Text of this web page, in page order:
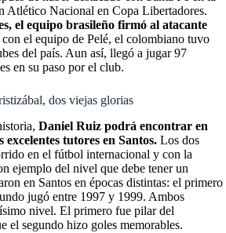
Atlético Nacional en Copa Libertadores.
el equipo brasileño firmó al atacante
con el equipo de Pelé, el colombiano tuvo
del país. Aun así, llegó a jugar 97
en su paso por el club.
dos viejas glorias
Daniel Ruiz podrá encontrar en
tutores en Santos. Los dos
en el fútbol internacional y con la
ejemplo del nivel que debe tener un
en Santos en épocas distintas: el primero
jugó entre 1997 y 1999. Ambos
nivel. El primero fue pilar del
el segundo hizo goles memorables.